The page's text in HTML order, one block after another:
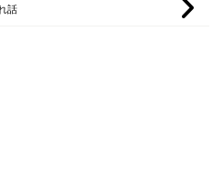
話